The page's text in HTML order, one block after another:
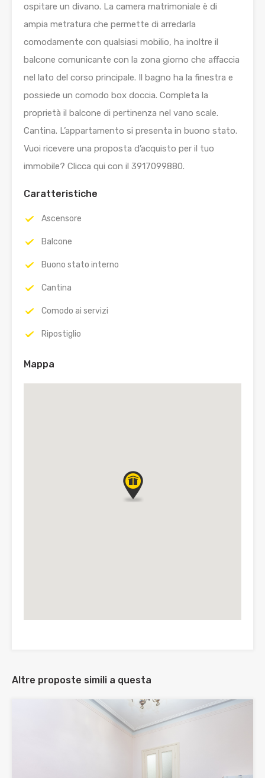
ospitare un divano. La camera matrimoniale è di
ampia metratura che permette di arredarla
comodamente con qualsiasi mobilio, ha inoltre il
balcone comunicante con la zona giorno che affaccia
nel lato del corso principale. Il bagno ha la finestra e
possiede un comodo box doccia. Completa la
proprietà il balcone di pertinenza nel vano scale.
Cantina. L’appartamento si presenta in buono stato.
Vuoi ricevere una proposta d’acquisto per il tuo
immobile? Clicca qui con il 3917099880.
Caratteristiche
Ascensore
Balcone
Buono stato interno
Cantina
Comodo ai servizi
Ripostiglio
Mappa
Altre proposte simili a questa